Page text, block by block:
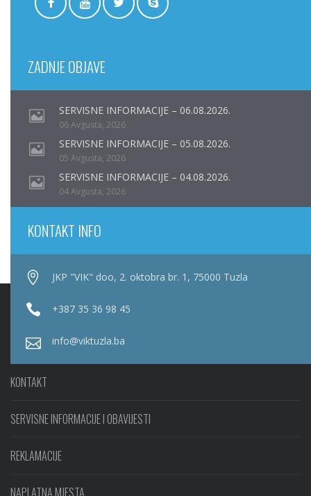
ZADNJE OBJAVE
SERVISNE INFORMACIJE – 06.08.2026.
06 Avgusta, 2026
SERVISNE INFORMACIJE – 05.08.2026.
05 Avgusta, 2026
SERVISNE INFORMACIJE – 04.08.2026.
04 Avgusta, 2026
KONTAKT INFO
JKP "VIK" doo, 2. oktobra br. 1, 75000 Tuzla
+387 35 36 98 45
info@viktuzla.ba
KONTAKT
SERVISNE INFORMACIJE I OBAVIJESTI
REKLAMACIJE
NAPLATNA MJESTA